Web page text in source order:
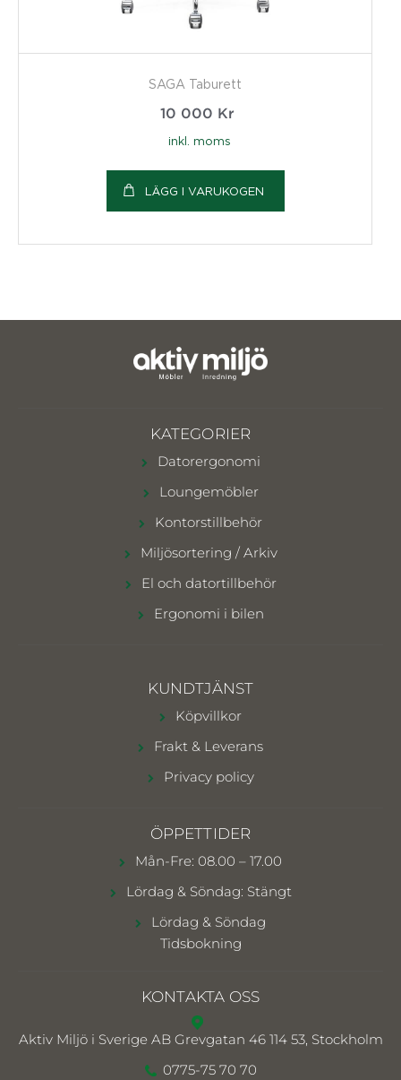
SAGA Taburett
10 000 Kr
inkl. moms
LÄGG I VARUKOGEN
KATEGORIER
Datorergonomi
Loungemöbler
Kontorstillbehör
Miljösortering / Arkiv
El och datortillbehör
Ergonomi i bilen
KUNDTJÄNST
Köpvillkor
Frakt & Leverans
Privacy policy
ÖPPETTIDER
Mån-Fre: 08.00 – 17.00
Lördag & Söndag: Stängt
Lördag & Söndag
Tidsbokning
KONTAKTA OSS
Aktiv Miljö i Sverige AB Grevgatan 46 114 53, Stockholm
0775-75 70 70